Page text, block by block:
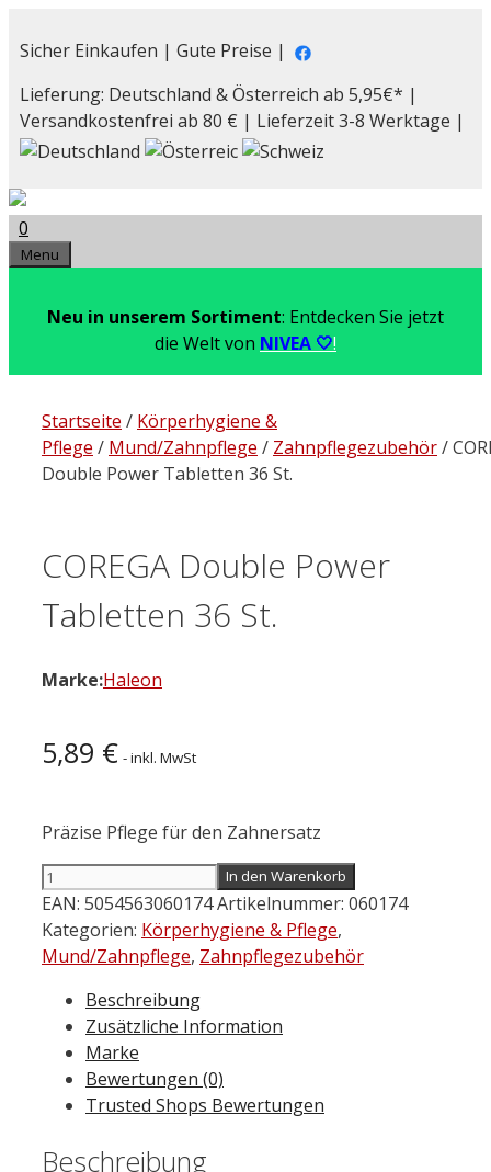
Inhalt
Sicher Einkaufen | Gute Preise |
Lieferung: Deutschland & Österreich ab 5,95€* |
Versandkostenfrei ab 80 € | Lieferzeit 3-8 Werktage |
0
Menu
Neu in unserem Sortiment: Entdecken Sie jetzt
die Welt von NIVEA 🤍!
Startseite / Körperhygiene &
Pflege / Mund/Zahnpflege / Zahnpflegezubehör/
Double Power Tabletten 36 St.
COREGA Double Power
Tabletten 36 St.
Marke:Haleon
5,89 € - inkl. MwSt
Präzise Pflege für den Zahnersatz
COREGA
Double
Power
Tabletten
Menge
In den Warenkorb
EAN: 5054563060174Artikelnummer: 060174
Kategorien: Körperhygiene & Pflege,
Mund/Zahnpflege, Zahnpflegezubehör
Beschreibung
Zusätzliche Information
Marke
Bewertungen (0)
Trusted Shops Bewertungen
Beschreibung